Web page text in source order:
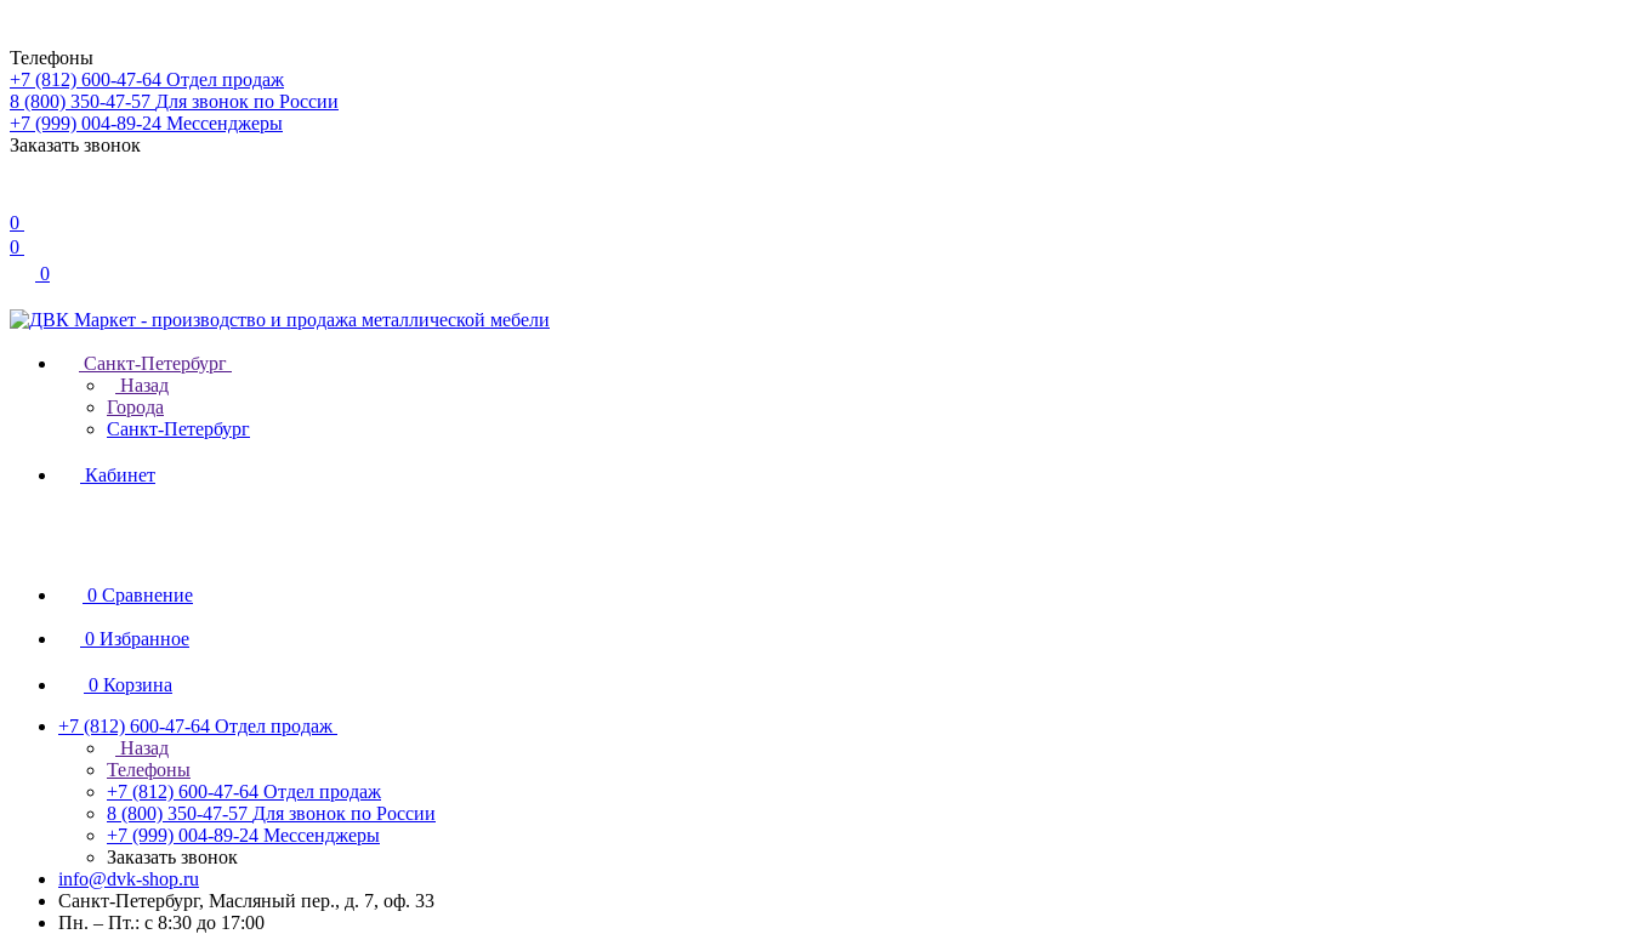
Телефоны
+7 (812) 600-47-64 Отдел продаж
8 (800) 350-47-57 Для звонок по России
+7 (999) 004-89-24 Мессенджеры
Заказать звонок
0
0
0
Санкт-Петербург
Назад
Города
Санкт-Петербург
Кабинет
0 Сравнение
0 Избранное
0 Корзина
+7 (812) 600-47-64 Отдел продаж
Назад
Телефоны
+7 (812) 600-47-64 Отдел продаж
8 (800) 350-47-57 Для звонок по России
+7 (999) 004-89-24 Мессенджеры
Заказать звонок
info@dvk-shop.ru
Санкт-Петербург, Масляный пер., д. 7, оф. 33
Пн. – Пт.: с 8:30 до 17:00